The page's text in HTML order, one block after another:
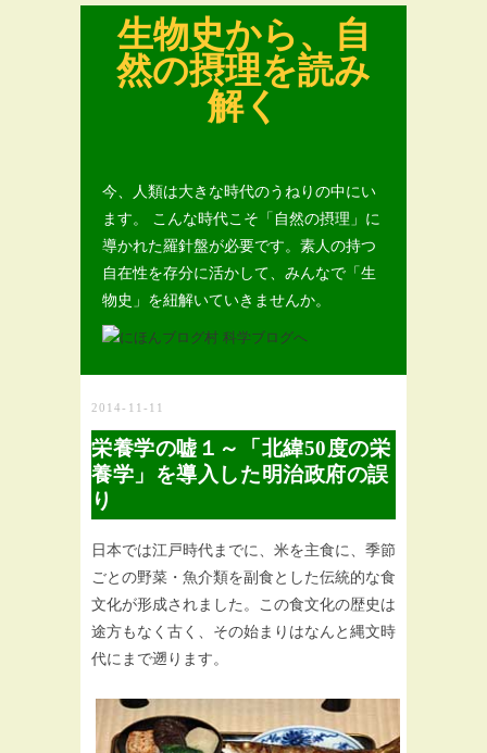
生物史から、自
然の摂理を読み
解く
今、人類は大きな時代のうねりの中にい
ます。 こんな時代こそ「自然の摂理」に
導かれた羅針盤が必要です。素人の持つ
自在性を存分に活かして、みんなで「生
物史」を紐解いていきませんか。
2014-11-11
栄養学の嘘１～「北緯50度の栄
養学」を導入した明治政府の誤
り
日本では江戸時代までに、米を主食に、季節
ごとの野菜・魚介類を副食とした伝統的な食
文化が形成されました。この食文化の歴史は
途方もなく古く、その始まりはなんと縄文時
代にまで遡ります。